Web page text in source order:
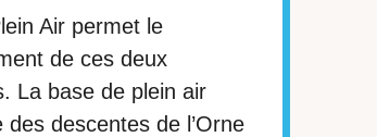
Air permet le
de ces deux
La base de plein air
des descentes de l’Orne